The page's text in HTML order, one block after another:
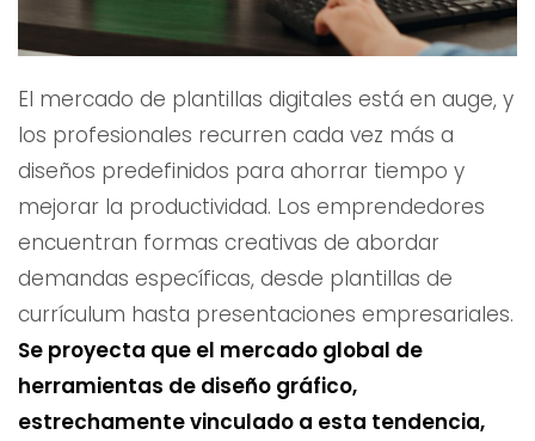
El mercado de plantillas digitales está en auge, y
los profesionales recurren cada vez más a
diseños predefinidos para ahorrar tiempo y
mejorar la productividad. Los emprendedores
encuentran formas creativas de abordar
demandas específicas, desde plantillas de
currículum hasta presentaciones empresariales.
Se proyecta que el mercado global de
herramientas de diseño gráfico,
estrechamente vinculado a esta tendencia,